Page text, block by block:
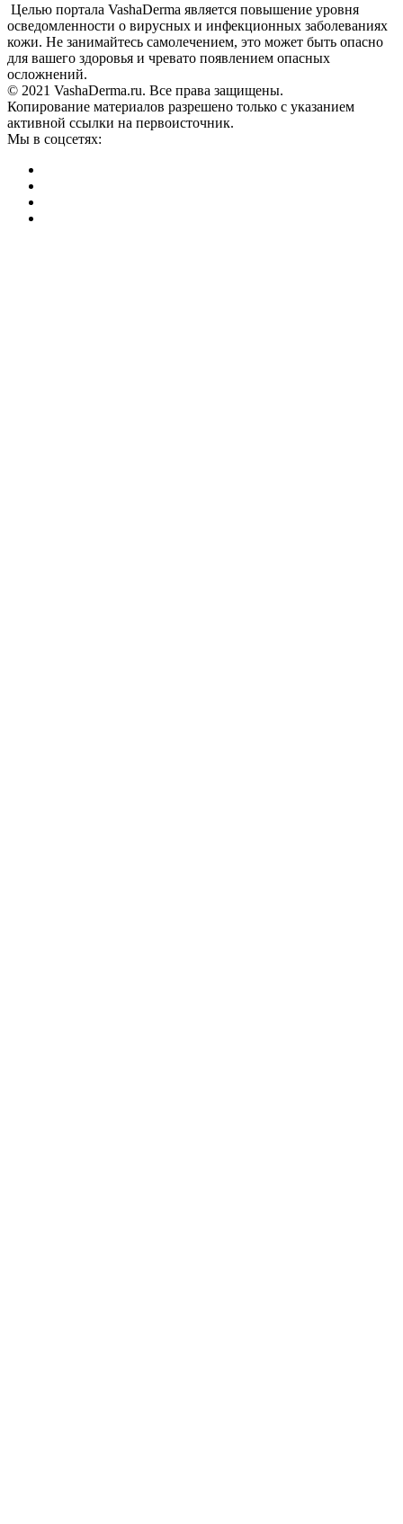
Целью портала VashaDerma является повышение уровня
осведомленности о вирусных и инфекционных заболеваниях
кожи. Не занимайтесь самолечением, это может быть опасно
для вашего здоровья и чревато появлением опасных
осложнений.
© 2021 VashaDerma.ru. Все права защищены.
Копирование материалов разрешено только с указанием
активной ссылки на первоисточник.
Мы в соцсетях: